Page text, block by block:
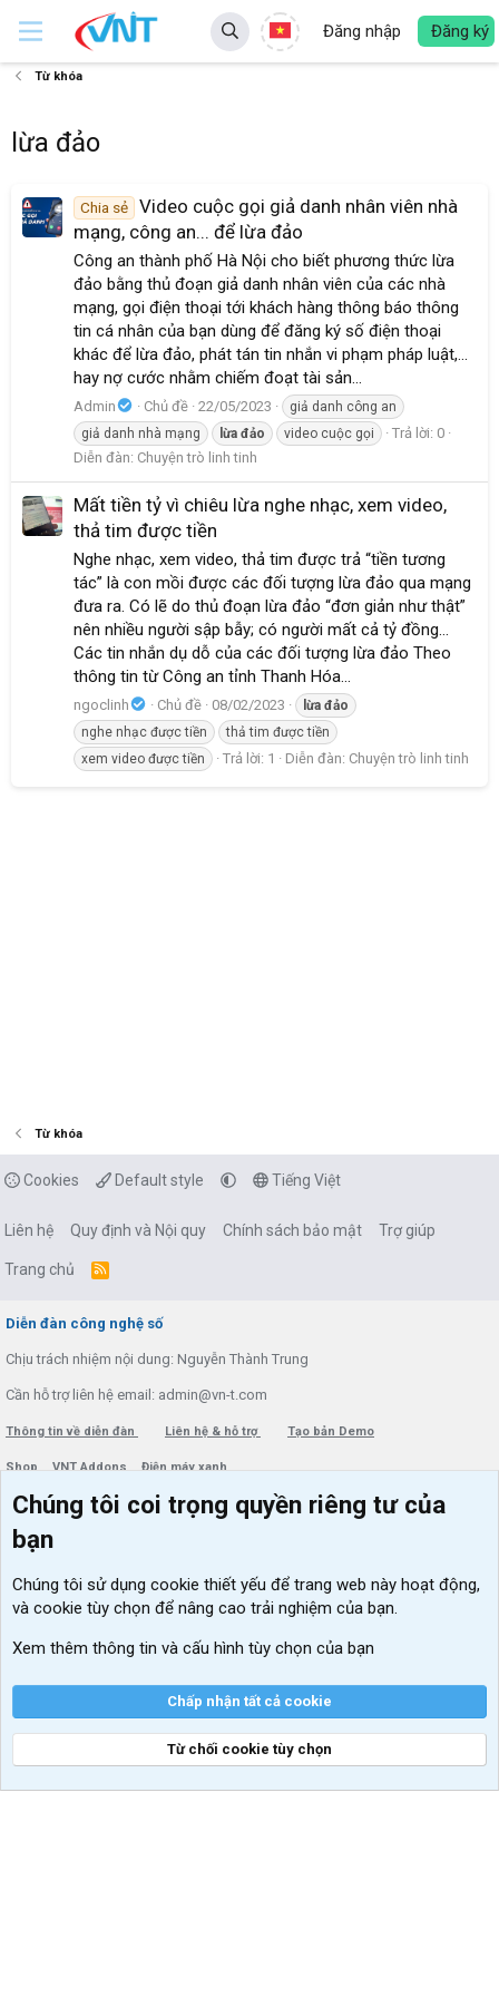
Đăng nhập Đăng ký
Từ khóa
lừa đảo
Chia sẻ
Video cuộc gọi giả danh nhân viên nhà
mạng, công an... để lừa đảo
Công an thành phố Hà Nội cho biết phương thức lừa
đảo bằng thủ đoạn giả danh nhân viên của các nhà
mạng, gọi điện thoại tới khách hàng thông báo thông
tin cá nhân của bạn dùng để đăng ký số điện thoại
khác để lừa đảo, phát tán tin nhắn vi phạm pháp luật,...
hay nợ cước nhằm chiếm đoạt tài sản...
Admin Chủ đề 22/05/2023
giả danh công an
giả danh nhà mạng
lừa đảo video cuộc gọi
Trả lời: 0
Diễn đàn: Chuyện trò linh tinh
Mất tiền tỷ vì chiêu lừa nghe nhạc, xem video,
thả tim được tiền
Nghe nhạc, xem video, thả tim được trả “tiền tương
tác” là con mồi được các đối tượng lừa đảo qua mạng
đưa ra. Có lẽ do thủ đoạn lừa đảo “đơn giản như thật”
nên nhiều người sập bẫy; có người mất cả tỷ đồng…
Các tin nhắn dụ dỗ của các đối tượng lừa đảo Theo
thông tin từ Công an tỉnh Thanh Hóa...
ngoclinh Chủ đề 08/02/2023 lừa đảo
nghe nhạc được tiền
thả tim được tiền
xem video được tiền
Trả lời: 1 Diễn đàn: Chuyện trò linh tinh
Từ khóa
Cookies Default style Tiếng Việt
Liên hệ Quy định và Nội quy Chính sách bảo mật Trợ giúp
Trang chủ
R
Diễn đàn công nghệ số
Chịu trách nhiệm nội dung: Nguyễn Thành Trung
Cần hỗ trợ liên hệ email: admin@vn-t.com
Thông tin về diễn đàn Liên hệ & hỗ trợ Tạo bản Demo
Shop VNT Addons Điện máy xanh
Menu thành viên
Đăng nhập
Diễn đàn
Kích hoạt Windows/ Office miễn phí
VIP add-ons Xenforo
Khuyến mãi và tài trợ
Chúng tôi coi trọng quyền riêng tư của
bạn
Chúng tôi sử dụng cookie thiết yếu để trang web này hoạt động,
và cookie tùy chọn để nâng cao trải nghiệm của bạn.
Xem thêm thông tin và cấu hình tùy chọn của bạn
Chấp nhận tất cả cookie
Từ chối cookie tùy chọn